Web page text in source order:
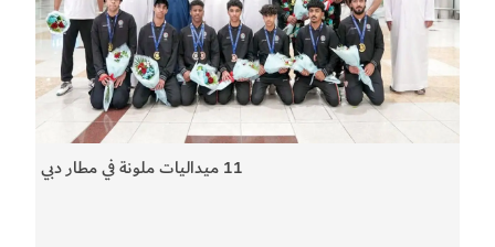
11 ميداليات ملونة في مطار دبي